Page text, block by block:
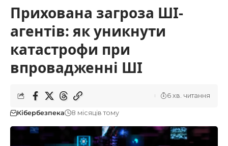
Прихована загроза ШІ-
агентів: як уникнути
катастрофи при
впровадженні ШІ
Кібербезпека 8 місяців тому
6 хв. читання